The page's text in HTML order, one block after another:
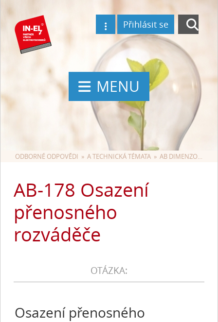
Přihlásit se
MENU
ODBORNÉ ODPOVĚDI
  »
A TECHNICKÁ TÉMATA
  »
AB DIMENZOVÁNÍ A JIŠTĚNÍ
AB-178 Osazení
přenosného
rozváděče
Osazení přenosného